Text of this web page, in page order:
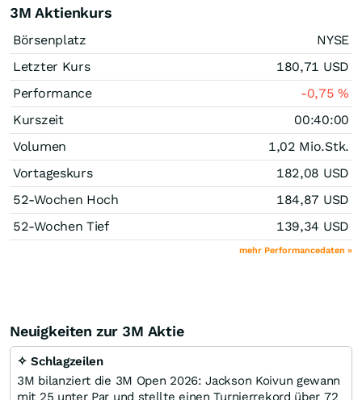
3M Aktienkurs
Börsenplatz
NYSE
Letzter Kurs
180,71 USD
Performance
-0,75%
Kurszeit
00:40:00
Volumen
1,02 Mio.Stk.
Vortageskurs
182,08 USD
52-Wochen Hoch
184,87 USD
52-Wochen Tief
139,34 USD
mehr Performancedaten »
Neuigkeiten zur 3M Aktie
✧ Schlagzeilen
3M bilanziert die 3M Open 2026: Jackson Koivun gewann
mit 25 unter Par und stellte einen Turnierrekord über 72